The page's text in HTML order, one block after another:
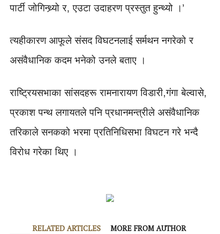
पार्टी जोगिन्थ्र्यो र, एउटा उदाहरण प्रस्तुत हुन्थ्यो ।’
त्यहीकारण आफूले संसद विघटनलाई सर्मथन नगरेको र
असंवैधानिक कदम भनेको उनले बताए ।
राष्ट्रियसभाका सांसदहरू रामनारायण विडारी,गंगा बेल्वासे,
प्रकाश पन्थ लगायतले पनि प्रधानमन्त्रीले असंवैधानिक
तरिकाले सनकको भरमा प्रतिनिधिसभा विघटन गरे भन्दै
विरोध गरेका थिए ।
RELATED ARTICLES MORE FROM AUTHOR